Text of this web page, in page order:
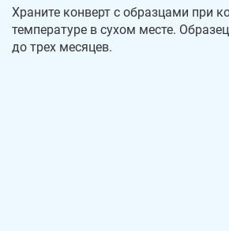
Храните конверт с образцами при
температуре в сухом месте.
до трех месяцев.